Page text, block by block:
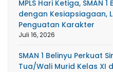
MPLS Hari Ketiga, SMAN
dengan Kesiapsiagaan,
Penguatan Karakter
Juli 16, 2026
SMAN 1 Belinyu Perkuat
Tua/Wali Murid Kelas XI